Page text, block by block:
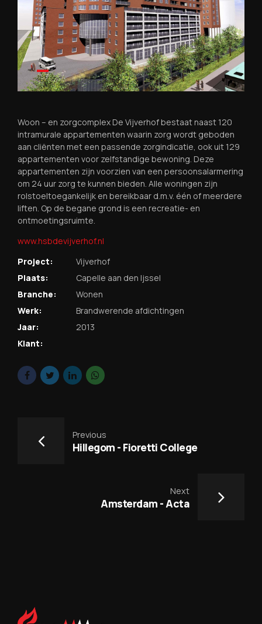
Woon – en zorgcomplex De Vijverhof bestaat naast 120
intramurale appartementen waarin zorg wordt geboden
aan cliënten met een passende zorgindicatie, ook uit 129
appartementen voor zelfstandige bewoning. Deze
appartementen zijn voorzien van een persoonsalarmering
om 24 uur zorg te kunnen bieden. Alle woningen zijn
rolstoeltoegankelijk en bereikbaar d.m.v. één of meerdere
liften. Op de begane grond is een recreatie- en
ontmoetingsruimte.
www.hsbdevijverhof.nl
Project:
Vijverhof
Plaats:
Capelle aan den Ijssel
Branche:
Wonen
Werk:
Brandwerende afdichtingen
Jaar:
2013
Klant:
Previous
Hillegom - Fioretti College
Next
Amsterdam - Acta